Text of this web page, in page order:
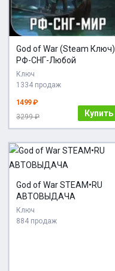
God of War (Steam Ключ)
РФ-СНГ-Любой
Ключ
1334 продаж
1499 ₽
3299 ₽
Купить
God of War STEAM•RU
АВТОВЫДАЧА
Ключ
884 продаж